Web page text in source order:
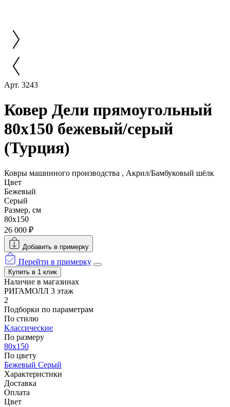
Арт. 3243
Ковер Дели прямоугольный
80x150 бежевый/серый
(Турция)
Ковры машинного производства , Акрил/Бамбуковый шёлк
Цвет
Бежевый
Серый
Размер, см
80x150
26 000 ₽
Добавить в примерку
Перейти в примерку
Купить в 1 клик
Наличие в магазинах
РИГАМОЛЛ 3 этаж
2
Подборки по параметрам
По стилю
Классические
По размеру
80x150
По цвету
Бежевый Серый
Характеристики
Доставка
Оплата
Цвет